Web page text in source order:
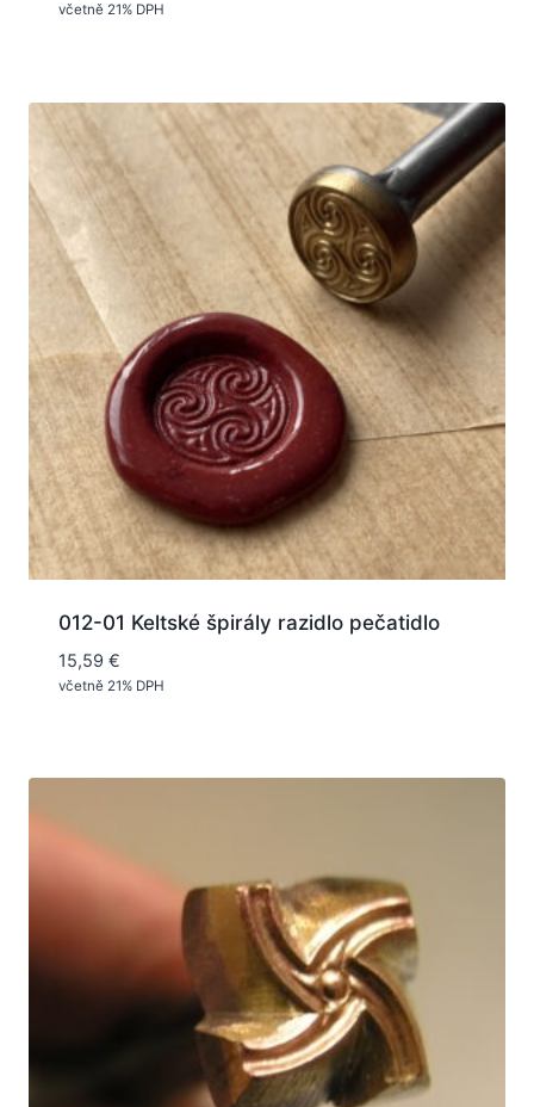
včetně 21% DPH
012-01 Keltské špirály razidlo pečatidlo
15,59 €
včetně 21% DPH